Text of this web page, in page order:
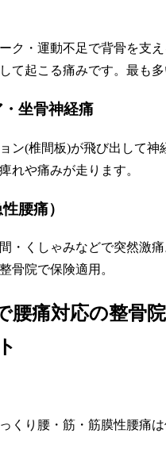
ク・運動不足で背骨を支え
て起こる痛みです。最も多
坐骨神経痛
ン(椎間板)が飛び出して神
れや痛みが走ります。
腰痛）
・くしゃみなどで突然激
骨院で保険適用。
腰痛対応の整骨
くり腰・筋・筋膜性腰痛